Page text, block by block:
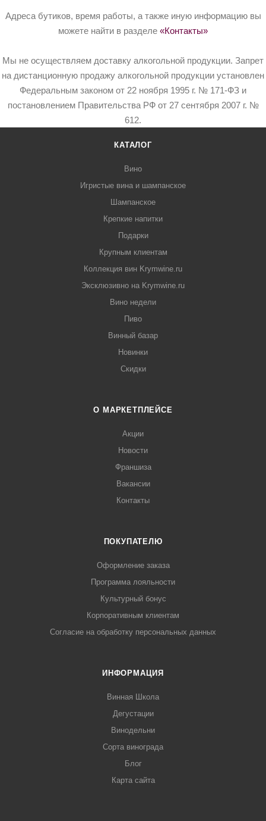
Адреса бутиков, время работы, а также иную информацию вы
можете найти в разделе «Контакты»
Мы не осуществляем доставку алкогольной продукции. Запрет
на дистанционную продажу алкогольной продукции установлен
Федеральным законом от 22 ноября 1995 г. № 171-ФЗ и
постановлением Правительства РФ от 27 сентября 2007 г. №
612.
КАТАЛОГ
Вино
Игристые вина и шампанское
Шампанское
Крепкие напитки
Подарки
Крупным клиентам
Коллекция вин Krymwine.ru
Эксклюзивно на Krymwine.ru
Вино недели
Пиво
Винный базар
Новинки
Скидки
О МАРКЕТПЛЕЙСЕ
Акции
Новости
Франшиза
Вакансии
Контакты
ПОКУПАТЕЛЮ
Оформление заказа
Программа лояльности
Культурный бонус
Корпоративным клиентам
Согласие на обработку персональных данных
ИНФОРМАЦИЯ
Винная Школа
Дегустации
Винодельни
Сорта винограда
Блог
Карта сайта